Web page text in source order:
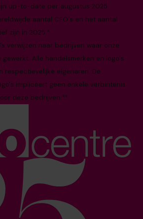
up-to-date per augustus 2025
aantal CFO's en het aantal
zijn in 2025.*
verwijzen naar bedrijven waar onze
Alle handelsmerken en logo's
respectievelijke eigenaren. De
impliceert geen enkele verbintenis
deze bedrijven.**